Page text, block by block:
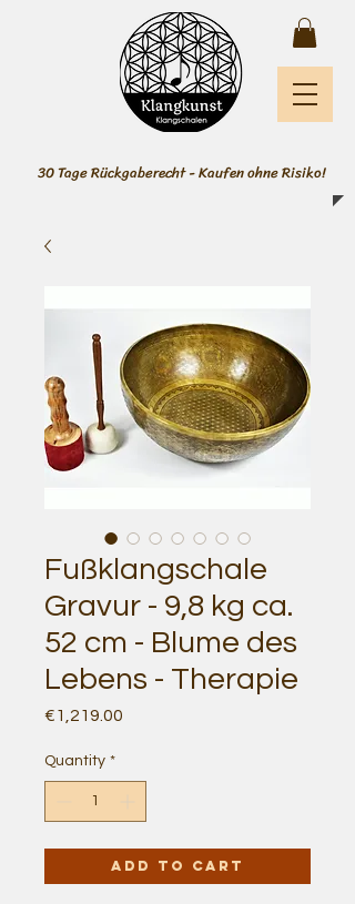
30 Tage Rückgaberecht - Kaufen ohne Risiko!
Fußklangschale
Gravur - 9,8 kg ca.
52 cm - Blume des
Lebens - Therapie
€1,219.00
Quantity *
Add to Cart